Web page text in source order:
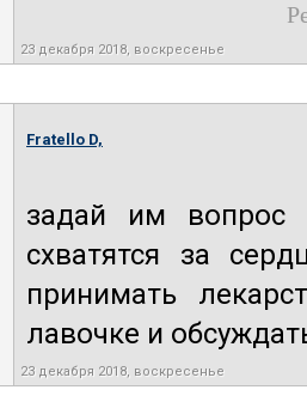
23 декабря 2018, воскресенье
Fratello D,
задай им вопрос
схватятся за
принимать
лавочке и
23 декабря 2018, воскресенье